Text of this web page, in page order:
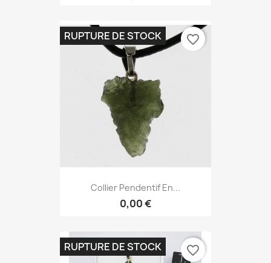
Collier Pendentif En...
0,00 €
RUPTURE DE STOCK favorite_border
RUPTURE DE STOCK favorite_border